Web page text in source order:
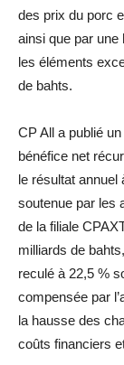
des prix du porc
ainsi que par
les éléments
de bahts.
CP All a publié
bénéfice net
le résultat annuel
soutenue par les
de la filiale
milliards de
reculé à 22,5 %
compensée par
la hausse des
coûts financiers